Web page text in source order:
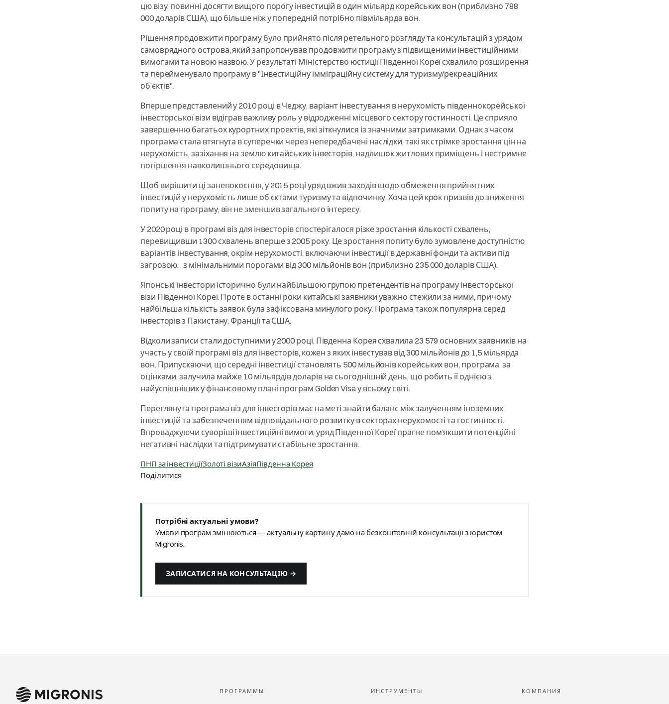
цю візу, повинні досягти вищого порогу інвестицій в один мільярд корейських вон (приблизно 788
000 доларів США), що більше ніж у попередній потрібно півмільярда вон.
Рішення продовжити програму було прийнято після ретельного розгляду та консультацій з урядом
самоврядного острова, який запропонував продовжити програму з підвищеними інвестиційними
вимогами та новою назвою. У результаті Міністерство юстиції Південної Кореї схвалило розширення
та перейменувало програму в "Інвестиційну імміграційну систему для туризму/рекреаційних
об’єктів".
Вперше представлений у 2010 році в Чеджу, варіант інвестування в нерухомість південнокорейської
інвесторської візи відіграв важливу роль у відродженні місцевого сектору гостинності. Це сприяло
завершенню багатьох курортних проектів, які зіткнулися із значними затримками. Однак з часом
програма стала втягнута в суперечки через непередбачені наслідки, такі як стрімке зростання цін на
нерухомість, зазіхання на землю китайських інвесторів, надлишок житлових приміщень і нестримне
погіршення навколишнього середовища.
Щоб вирішити ці занепокоєння, у 2015 році уряд вжив заходів щодо обмеження прийнятних
інвестицій у нерухомість лише об’єктами туризму та відпочинку. Хоча цей крок призвів до зниження
попиту на програму, він не зменшив загального інтересу.
У 2020 році в програмі віз для інвесторів спостерігалося різке зростання кількості схвалень,
перевищивши 1300 схвалень вперше з 2005 року. Це зростання попиту було зумовлене доступністю
варіантів інвестування, окрім нерухомості, включаючи інвестиції в державні фонди та активи під
загрозою. , з мінімальними порогами від 300 мільйонів вон (приблизно 235 000 доларів США).
Японські інвестори історично були найбільшою групою претендентів на програму інвесторської
візи Південної Кореї. Проте в останні роки китайські заявники уважно стежили за ними, причому
найбільша кількість заявок була зафіксована минулого року. Програма також популярна серед
інвесторів з Пакистану, Франції та США.
Відколи записи стали доступними у 2000 році, Південна Корея схвалила 23 579 основних заявників на
участь у своїй програмі віз для інвесторів, кожен з яких інвестував від 300 мільйонів до 1,5 мільярда
вон. Припускаючи, що середні інвестиції становлять 500 мільйонів корейських вон, програма, за
оцінками, залучила майже 10 мільярдів доларів на сьогоднішній день, що робить її однією з
найуспішніших у фінансовому плані програм Golden Visa у всьому світі.
Переглянута програма віз для інвесторів має на меті знайти баланс між залученням іноземних
інвестицій та забезпеченням відповідального розвитку в секторах нерухомості та гостинності.
Впроваджуючи суворіші інвестиційні вимоги, уряд Південної Кореї прагне пом’якшити потенційні
негативні наслідки та підтримувати стабільне зростання.
ПНП за інвестиціїЗолоті візиАзіяПівденна Корея
Поділитися
Потрібні актуальні умови?
Умови програм змінюються — актуальну картину дамо на безкоштовній консультації з юристом
Migronis.
ЗАПИСАТИСЯ НА КОНСУЛЬТАЦІЮ →
ПРОГРАММЫ ИНСТРУМЕНТЫ КОМПАНИЯ